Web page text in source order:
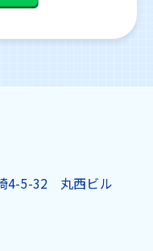
4-5-32 丸西ビル